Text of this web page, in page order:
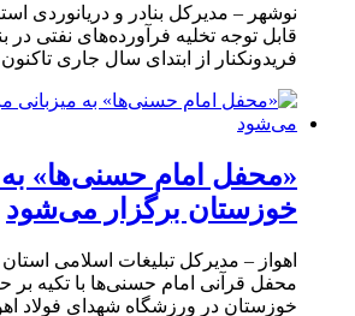
نوشهر – مدیرکل بنادر و دریانوردی
قابل توجه تخلیه فرآورده‌های نفتی در
فریدونکنار از ابتدای سال جاری
«محفل امام حسنی‌ها» به
خوزستان برگزار می‌شود
اهواز – مدیرکل تبلیغات اسلامی
محفل قرآنی امام حسنی‌ها با تکیه
خوزستان در ورزشگاه شهدای فولاد